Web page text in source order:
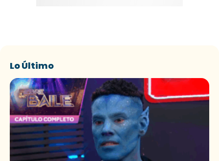
Lo Último